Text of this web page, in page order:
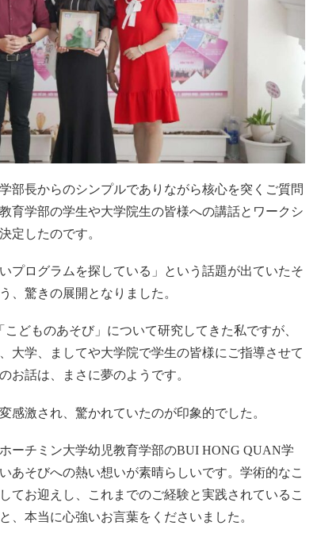
部長からのシンプルでありながら核心を突くご質問
育学部の学生や大学院生の皆様への講話とワークシ
定したのです。
プログラムを探している」という話題が出ていたそ
、驚きの展開となりました。
どものあそび」について研究してきた私ですが、
大学、ましてや大学院で学生の皆様にご指導させて
お話は、まさに夢のようです。
感激され、驚かれていたのが印象的でした。
ーチミン大学幼児教育学部のBUI HONG QUAN学
あそびへの熱い想いが素晴らしいです。学術的なこ
てお迎えし、これまでのご経験と実践されているこ
、本当に心強いお言葉をくださいました。